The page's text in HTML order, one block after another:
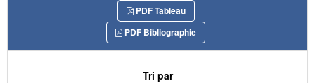
PDF Tableau
PDF Bibliographie
Tri par